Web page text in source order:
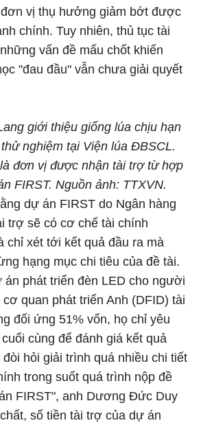
vị thụ hưởng giảm bớt được
chính. Tuy nhiên, thủ tục tài
vấn đề mấu chốt khiến
"đau đầu" vẫn chưa giải quyết
giới thiệu giống lúa chịu hạn
nghiệm tại Viện lúa ĐBSCL.
đơn vị được nhận tài trợ từ hợp
FIRST. Nguồn ảnh: TTXVN.
dự án FIRST do Ngân hàng
trợ sẽ có cơ chế tài chính
chỉ xét tới kết quả đầu ra mà
hạng mục chi tiêu của đề tài.
án phát triển đèn LED cho người
quan phát triển Anh (DFID) tài
đối ứng 51% vốn, họ chỉ yêu
cùng để đánh giá kết quả
hỏi giải trình quá nhiều chi tiết
trong suốt quá trình nộp đề
FIRST", anh Dương Đức Duy
số tiền tài trợ của dự án